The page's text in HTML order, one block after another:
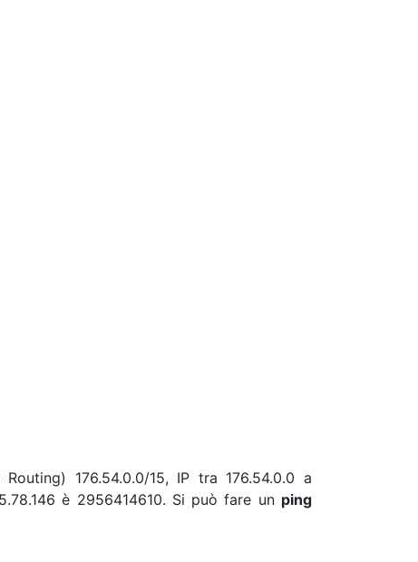
176.54.0.0/15, IP tra 176.54.0.0 a
è 2956414610. Si può fare un ping